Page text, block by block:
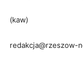
(kaw)
redakcja@rzeszow-